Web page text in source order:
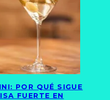
POR QUÉ SIGUE
FUERTE EN